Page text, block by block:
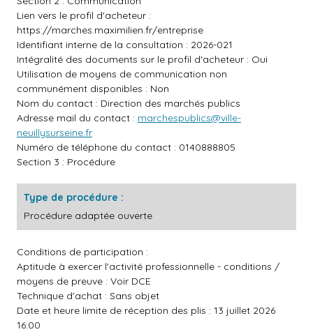
Lien vers le profil d'acheteur :
https://marches.maximilien.fr/entreprise
Identifiant interne de la consultation : 2026-021
Intégralité des documents sur le profil d'acheteur : Oui
Utilisation de moyens de communication non
communément disponibles : Non
Nom du contact : Direction des marchés publics
Adresse mail du contact : marchespublics@ville-
neuillysurseine.fr
Numéro de téléphone du contact : 0140888805
Section 3 : Procédure
Type de procédure :
Procédure adaptée ouverte
Conditions de participation :
Aptitude à exercer l'activité professionnelle - conditions /
moyens de preuve : Voir DCE
Technique d'achat : Sans objet
Date et heure limite de réception des plis : 13 juillet 2026
16:00